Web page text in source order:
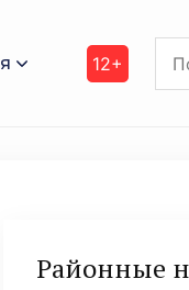
12+
Районные